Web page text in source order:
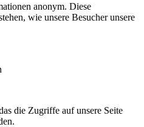
anonym. Diese
wie unsere Besucher unsere
die Zugriffe auf unsere Seite